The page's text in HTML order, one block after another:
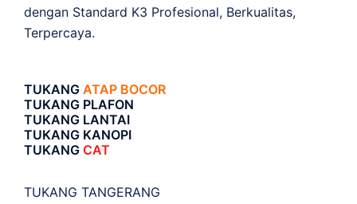
dengan Standard K3 Profesional, Berkualitas,
Terpercaya.
TUKANG ATAP BOCOR
TUKANG PLAFON
TUKANG LANTAI
TUKANG KANOPI
TUKANG CAT
TUKANG TANGERANG